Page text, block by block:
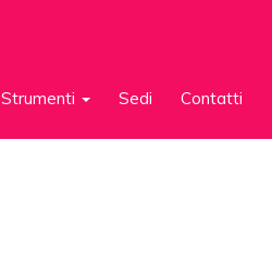
Strumenti Sedi Contatti